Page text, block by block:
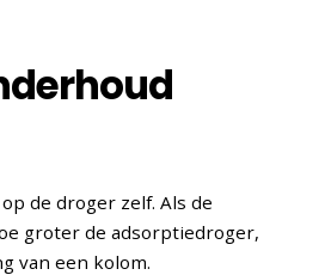
de droger zelf. Als de
groter de adsorptiedroger,
van een kolom.